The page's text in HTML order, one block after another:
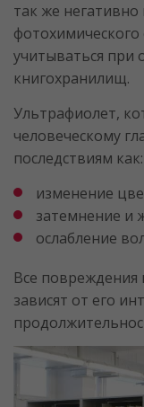
так же
учитываться при
книгохранилищ.
Ультрафиолет,
человеческому
последствиям как:
изменение
затемнение и
ослабление
Все
зависят от его